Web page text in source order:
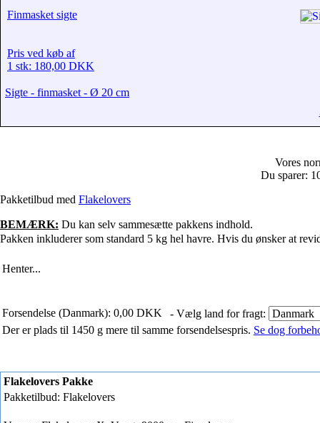
Finmasket sigte
Pris ved køb af
1 stk: 180,00 DKK
Sigte - finmasket - Ø 20 cm
Vores
Du sparer:
Pakketilbud med Flakelovers
BEMÆRK: Du kan selv sammesætte pakkens indhold.
Pakken inkluderer som standard 5 kg hel havre. Hvis du ønsker at
Henter...
Forsendelse (Danmark): 0,00 DKK
- Vælg land for fragt:
Der er plads til 1450 g mere til samme forsendelsespris. Se dog
Flakelovers Pakke
Pakketilbud: Flakelovers